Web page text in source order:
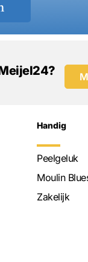
Handig
Peelgeluk
Moulin
Zakelijk